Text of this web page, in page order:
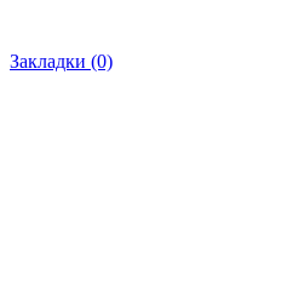
Закладки (0)